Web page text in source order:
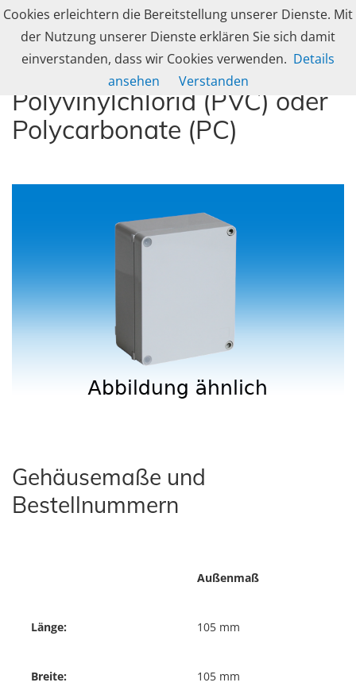
Skip to navigation
Skip to content
caleg group
Produzent und Lösungsanbieter für industrielle Gehäusetechnik,
Industriegehäuse aus
Polyvinylchlorid (PVC) oder
Polycarbonate (PC)
Gehäusemaße und
Bestellnummern
Außenmaß
Länge: 105 mm
Breite: 105 mm
Cookies erleichtern die Bereitstellung unserer Dienste. Mit
der Nutzung unserer Dienste erklären Sie sich damit
einverstanden, dass wir Cookies verwenden. Details
ansehen
Verstanden